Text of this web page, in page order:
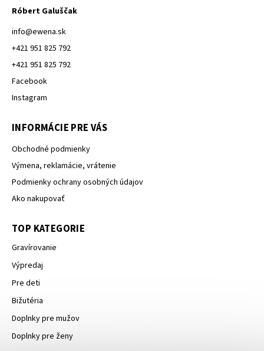
Róbert Galuščak
info@ewena.sk
+421 951 825 792
+421 951 825 792
Facebook
Instagram
INFORMÁCIE PRE VÁS
Obchodné podmienky
Výmena, reklamácie, vrátenie
Podmienky ochrany osobných údajov
Ako nakupovať
TOP KATEGORIE
Gravírovanie
Výpredaj
Pre deti
Bižutéria
Doplnky pre mužov
Doplnky pre ženy